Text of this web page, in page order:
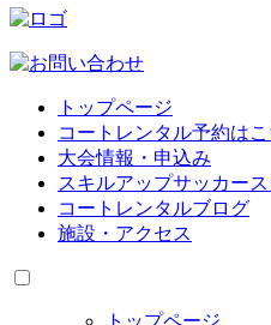
トップページ
コートレンタル予約はこ
大会情報・申込み
スキルアップサッカー
コートレンタルブログ
施設・アクセス